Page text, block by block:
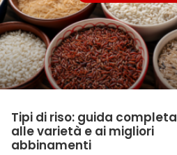
Tipi di riso: guida completa
alle varietà e ai migliori
abbinamenti